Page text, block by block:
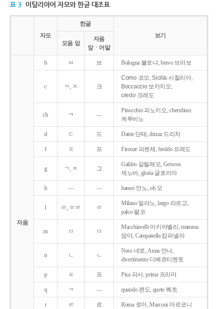
표 3 이탈리아어 자모와 한글 대조표
자모
한글
보기
모음 앞
자음
앞ㆍ어말
자음
b ㅂ 브 Bologna 볼로냐, bravo 브라보
c ㅋ, ㅊ 크
Como 코모, Sicilia 시칠리아,
Boccaccio 보카치오,
credo 크레도
ch ㅋ ―
Pinocchio 피노키오, cherubino
케루비노
d ㄷ 드 Dante 단테, drizza 드리차
f ㅍ 프 Firenze 피렌체, freddo 프레도
g ㄱ, ㅈ 그
Galileo 갈릴레오, Genova
제노바, gloria 글로리아
h ― ― hanno 안노, oh 오
l ㄹ, ㄹㄹ ㄹ
Milano 밀라노, largo 라르고,
palco 팔코
m ㅁ ㅁ
Macchiavelli 마키아벨리, mamma
맘마, Campanella 캄파넬라
n ㄴ ㄴ
Nero 네로, Anna 안나,
divertimento 디베르티멘토
p ㅍ 프 Pisa 피사, prima 프리마
q ㅋ ― quando 콴도, queto 퀘토
r ㄹ 르 Roma 로마, Marconi 마르코니